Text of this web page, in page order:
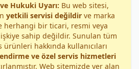
Hukuki Uyarı: Bu web sitesi,
yetkili servisi değildirve marka
herhangi bir ticari, resmi veya
sahip değildir. Sunulan tüm
hakkında kullanıcıları
ve özel servis hizmetleri
Web sitemizde yer alan